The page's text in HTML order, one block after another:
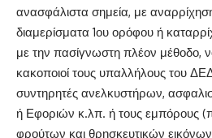
ανασφάλιστα σημεία, με
διαμερίσματα 1ου ορόφου ή
με την πασίγνωστη πλέον μέθοδο,
κακοποιοί τους υπαλλήλους του
συντηρητές ανελκυστήρων,
ή Εφοριών κ.λπ. ή τους εμπόρους
φρούτων και θρησκευτικών